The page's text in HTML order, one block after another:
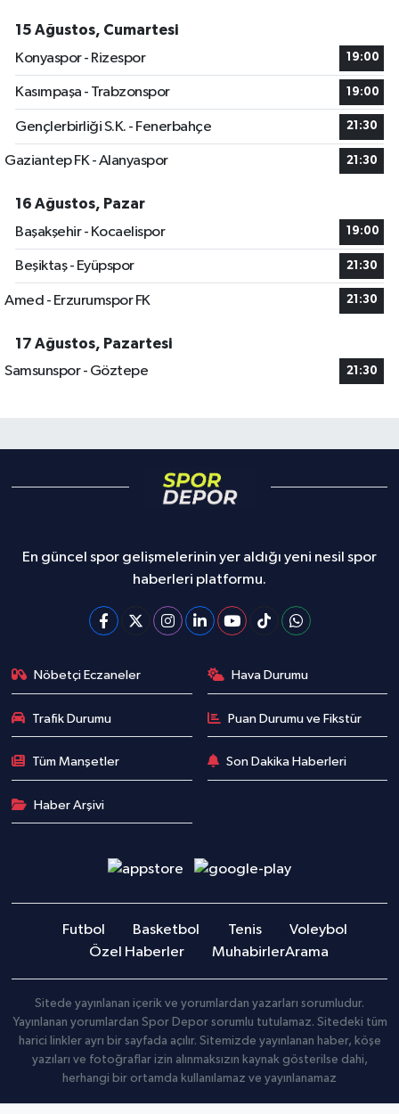
15 Ağustos, Cumartesi
Konyaspor - Rizespor
19:00
Kasımpaşa - Trabzonspor 19:00
Gençlerbirliği S.K. - Fenerbahçe 21:30
Gaziantep FK - Alanyaspor 21:30
16 Ağustos, Pazar
Başakşehir - Kocaelispor
19:00
Beşiktaş - Eyüpspor 21:30
Amed - Erzurumspor FK 21:30
17 Ağustos, Pazartesi
Samsunspor - Göztepe
21:30
En güncel spor gelişmelerinin yer aldığı yeni nesil spor
haberleri platformu.
Nöbetçi Eczaneler Hava Durumu
Trafik Durumu Puan Durumu ve Fikstür
Tüm Manşetler Son Dakika Haberleri
Haber Arşivi
Futbol Basketbol Tenis
Voleybol
Özel Haberler
MuhabirlerArama
Sitede yayınlanan içerik ve yorumlardan yazarları sorumludur.
Yayınlanan yorumlardan Spor Depor sorumlu tutulamaz. Sitedeki tüm
harici linkler ayrı bir sayfada açılır. Sitemizde yayınlanan haber, köşe
yazıları ve fotoğraflar izin alınmaksızın kaynak gösterilse dahi,
herhangi bir ortamda kullanılamaz ve yayınlanamaz